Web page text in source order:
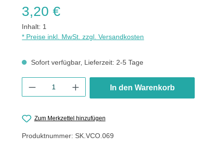
Regulärer Preis:
3,20 €
Inhalt: 1
* Preise inkl. MwSt. zzgl. Versandkosten
Sofort verfügbar, Lieferzeit: 2-5 Tage
In den Warenkorb
Zum Merkzettel hinzufügen
Produktnummer: SK.VCO.069